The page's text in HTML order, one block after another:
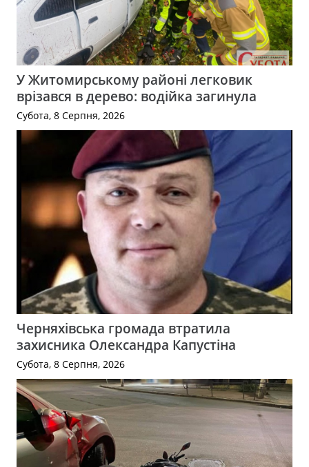
У Житомирському районі легковик
врізався в дерево: водійка загинула
Субота, 8 Серпня, 2026
Черняхівська громада втратила
захисника Олександра Капустіна
Субота, 8 Серпня, 2026